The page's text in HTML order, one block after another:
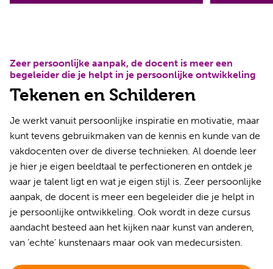
Zeer persoonlijke aanpak, de docent is meer een
begeleider die je helpt in je persoonlijke ontwikkeling
Tekenen en Schilderen
Je werkt vanuit persoonlijke inspiratie en motivatie, maar
kunt tevens gebruikmaken van de kennis en kunde van de
vakdocenten over de diverse technieken. Al doende leer
je hier je eigen beeldtaal te perfectioneren en ontdek je
waar je talent ligt en wat je eigen stijl is. Zeer persoonlijke
aanpak, de docent is meer een begeleider die je helpt in
je persoonlijke ontwikkeling. Ook wordt in deze cursus
aandacht besteed aan het kijken naar kunst van anderen,
van ‘echte’ kunstenaars maar ook van medecursisten.